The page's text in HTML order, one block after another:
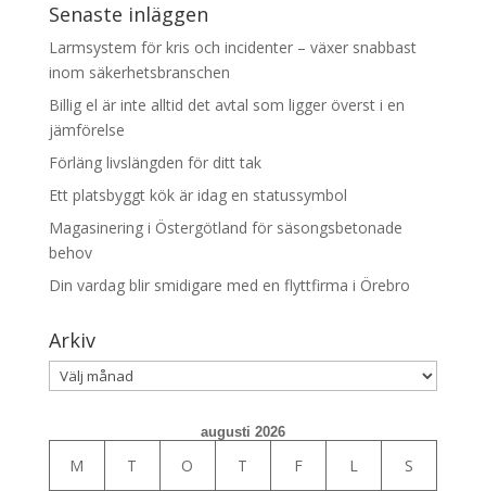
Senaste inläggen
Larmsystem för kris och incidenter – växer snabbast
inom säkerhetsbranschen
Billig el är inte alltid det avtal som ligger överst i en
jämförelse
Förläng livslängden för ditt tak
Ett platsbyggt kök är idag en statussymbol
Magasinering i Östergötland för säsongsbetonade
behov
Din vardag blir smidigare med en flyttfirma i Örebro
Arkiv
Arkiv
augusti 2026
M T O T F L S